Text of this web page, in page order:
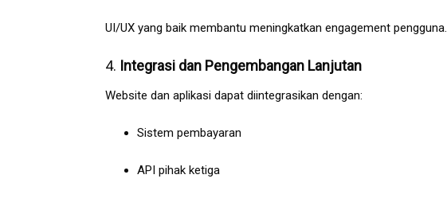
UI/UX yang baik membantu meningkatkan engagement pengguna.
4. Integrasi dan Pengembangan Lanjutan
Website dan aplikasi dapat diintegrasikan dengan:
Sistem pembayaran
API pihak ketiga